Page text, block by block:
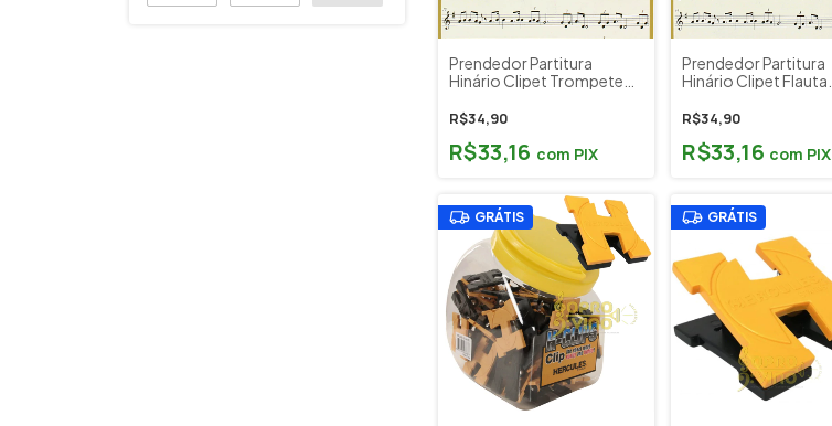
Prendedor Partitura
Hinário Clipet Trompete
R$34,90
R$33,16 com PIX
Prendedor Partitura
Hinário Clipet Flauta
R$34,90
R$33,16 com PIX
GRÁTIS GRÁTIS